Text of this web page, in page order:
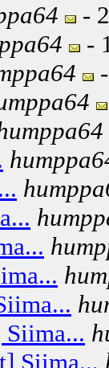
-
-
Siima...